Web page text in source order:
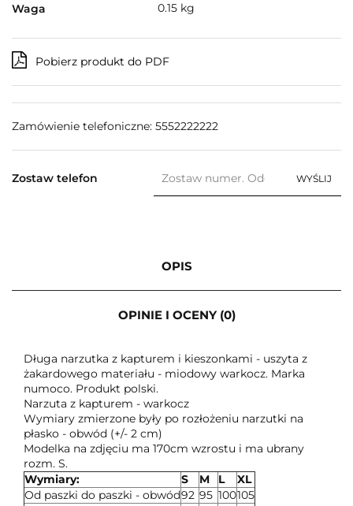
Waga 0.15 kg
Pobierz produkt do PDF
Zamówienie telefoniczne: 5552222222
Zostaw telefon WYŚLIJ
OPIS
OPINIE I OCENY (0)
Długa narzutka z kapturem i kieszonkami - uszyta z
żakardowego materiału - miodowy warkocz. Marka
numoco. Produkt polski.
Narzuta z kapturem - warkocz
Wymiary zmierzone były po rozłożeniu narzutki na
płasko - obwód (+/- 2 cm)
Modelka na zdjęciu ma 170cm wzrostu i ma ubrany
rozm. S.
Wymiary:
S M L
XL
Od paszki do paszki - obwód92 95 100105